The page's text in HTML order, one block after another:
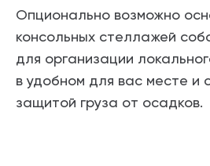
Опционально возможно
консольных стеллажей
для организации
в удобном для вас месте и
защитой груза от осадков.